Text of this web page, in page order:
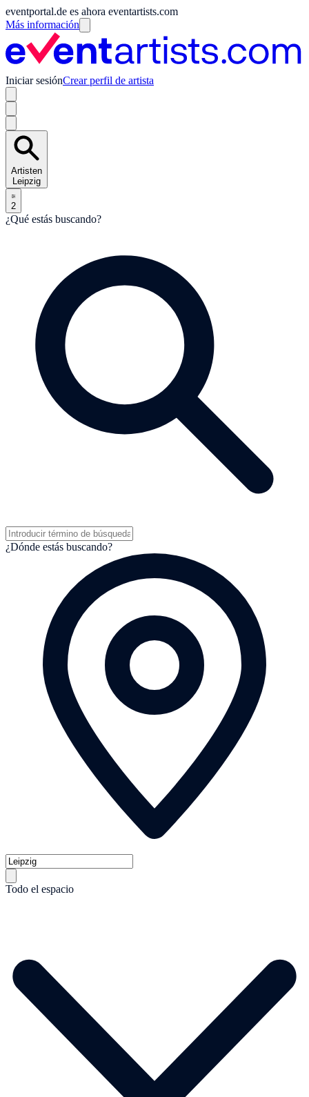
eventportal.de es ahora eventartists.com
Más información
Iniciar sesiónCrear perfil de artista
Artisten
Leipzig
2
¿Qué estás buscando?
¿Dónde estás buscando?
Todo el espacio